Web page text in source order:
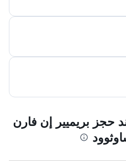
حجز بريميير إن فارن